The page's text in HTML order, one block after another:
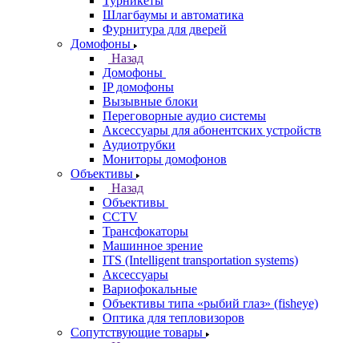
Шлагбаумы и автоматика
Фурнитура для дверей
Домофоны
Назад
Домофоны
IP домофоны
Вызывные блоки
Переговорные аудио системы
Аксессуары для абонентских устройств
Аудиотрубки
Мониторы домофонов
Объективы
Назад
Объективы
CCTV
Трансфокаторы
Машинное зрение
ITS (Intelligent transportation systems)
Аксессуары
Вариофокальные
Объективы типа «рыбий глаз» (fisheye)
Оптика для тепловизоров
Сопутствующие товары